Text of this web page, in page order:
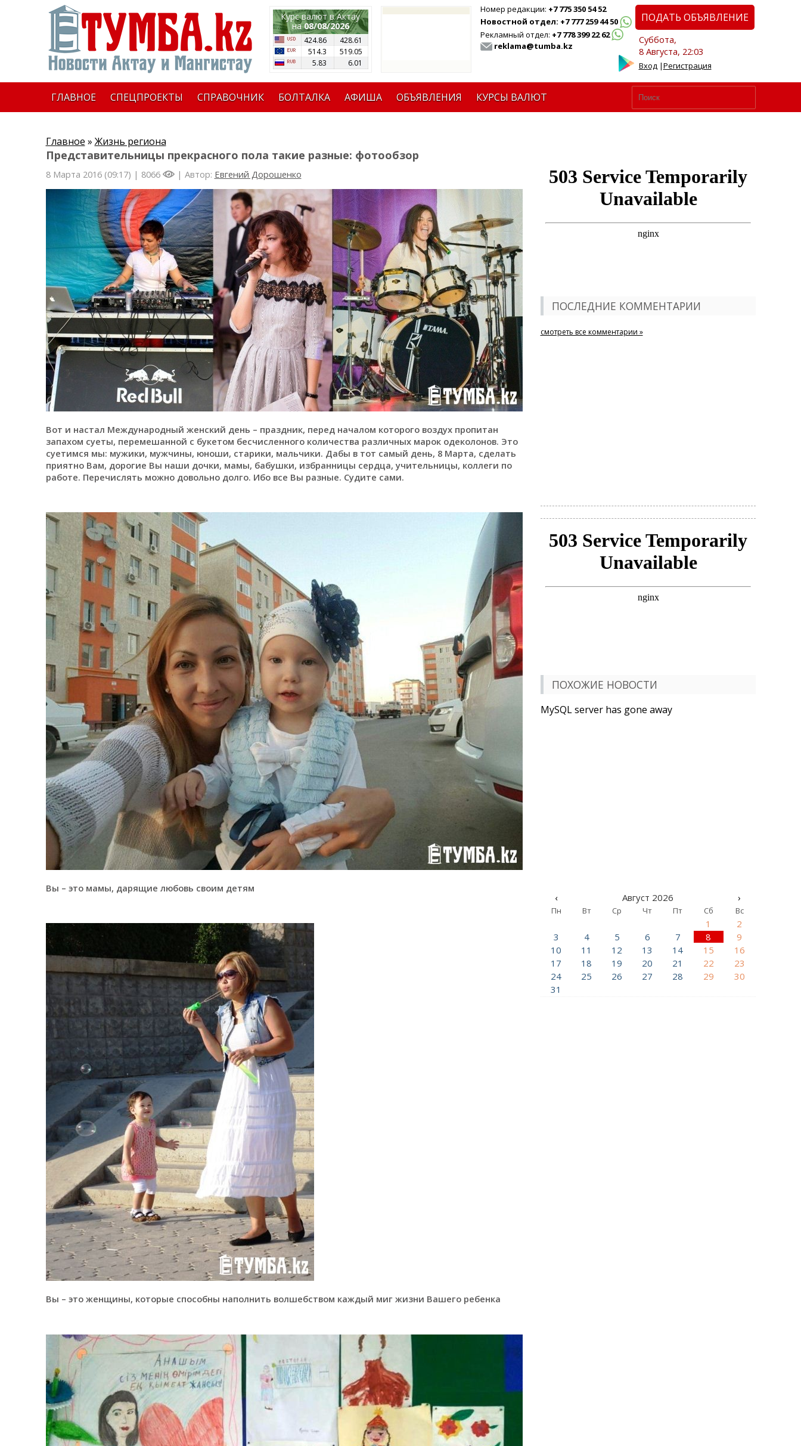
Курс валют в Актау
на08/08/2026
424.86
428.61
514.3
519.05
5.83
6.01
Номер редакции: +7 775 350 54 52
Новостной отдел: +7 777 259 44 50
Рекламный отдел: +7 778 399 22 62
reklama@tumba.kz
ПОДАТЬ ОБЪЯВЛЕНИЕ
Суббота,
8 Августа, 22:03
Вход|Регистрация
ГЛАВНОЕ СПЕЦПРОЕКТЫ СПРАВОЧНИК БОЛТАЛКА АФИША ОБЪЯВЛЕНИЯ КУРСЫ ВАЛЮТ
Главное » Жизнь региона
Представительницы прекрасного пола такие разные: фотообзор
8 Марта 2016 (09:17) | 8066 | Автор: Евгений Дорошенко
Вот и настал Международный женский день – праздник, перед началом которого воздух пропитан
запахом суеты, перемешанной с букетом бесчисленного количества различных марок одеколонов. Это
суетимся мы: мужики, мужчины, юноши, старики, мальчики. Дабы в тот самый день, 8 Марта, сделать
приятно Вам, дорогие Вы наши дочки, мамы, бабушки, избранницы сердца, учительницы, коллеги по
работе. Перечислять можно довольно долго. Ибо все Вы разные. Судите сами.
Вы – это мамы, дарящие любовь своим детям
Вы – это женщины, которые способны наполнить волшебством каждый миг жизни Вашего ребенка
ПОСЛЕДНИЕ КОММЕНТАРИИ
смотреть все комментарии »
ПОХОЖИЕ НОВОСТИ
MySQL server has gone away
‹ Август 2026 ›
Пн Вт Ср Чт Пт Сб Вс
1
2
3
4 5 6 7 8
9
10
11 12 13 14 15
16
17
18 19 20 21 22
23
24
25 26 27 28 29
30
31